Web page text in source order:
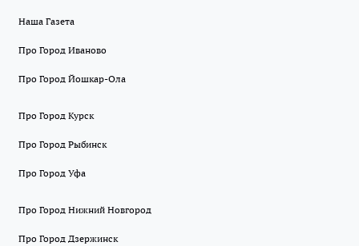
Наша Газета
Про Город Иваново
Про Город Йошкар-Ола
Про Город Курск
Про Город Рыбинск
Про Город Уфа
Про Город Нижний Новгород
Про Город Дзержинск